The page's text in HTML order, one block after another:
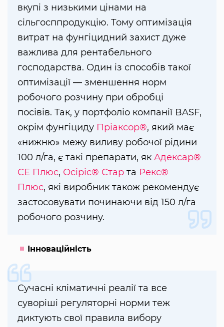
вкупі з низькими цінами на
сільгосппродукцію. Тому оптимізація
витрат на фунгіцидний захист дуже
важлива для рентабельного
господарства. Один із способів такої
оптимізації — зменшення норм
робочого розчину при обробці
посівів. Так, у портфоліо компанії BASF,
окрім фунгіциду Пріаксор®, який має
«нижню» межу виливу робочої рідини
100 л/га, є такі препарати, як Адексар®
СЕ Плюс, Осіріс® Стар та Рекс®
Плюс, які виробник також рекомендує
застосовувати починаючи від 150 л/га
робочого розчину.
Інноваційність
Сучасні кліматичні реалії та все
суворіші регуляторні норми теж
диктують свої правила вибору